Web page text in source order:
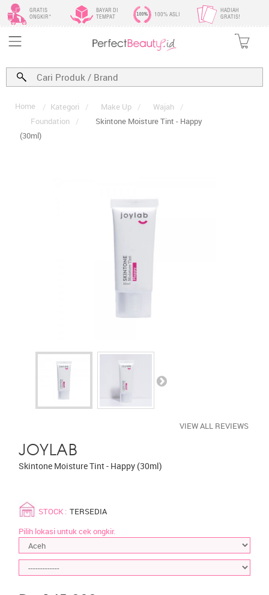
GRATIS
ONGKIR*
BAYAR DI
TEMPAT
100% ASLI
HADIAH
GRATIS!
Home / Kategori / Make Up / Wajah
/
Foundation
/
Skintone Moisture Tint - Happy
(30ml)
JOYLAB
Skintone Moisture Tint - Happy (30ml)
VIEW ALL REVIEWS
STOCK : TERSEDIA
Pilih lokasi untuk cek ongkir.